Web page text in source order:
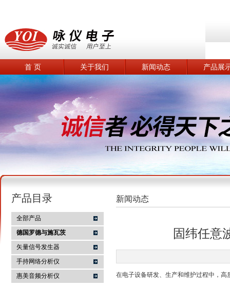
南京咏仪电子科技有限公司
首 页 关于我们 新闻动态 产品展
产品目录
全部产品
德国罗德与施瓦茨
矢量信号发生器
手持网络分析仪
惠美音频分析仪
新闻动态
固纬任意
在电子设备研发、生产和维护过程中，